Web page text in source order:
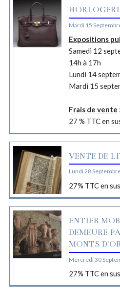
Mardi 15
Expositions
Samedi 12
14h à 17h
Lundi 14
Mardi 15
Frais de vente :
27 % TTC en
VENTE DE
Lundi 28
27% TTC en
ENTIER
DEMEURE
MONTS
Mercredi 30
27% TTC en